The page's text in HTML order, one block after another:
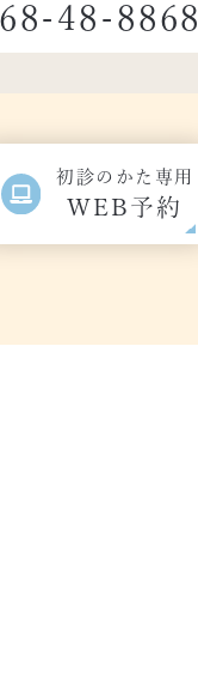
48-8868
初診のかた専用
WEB予約